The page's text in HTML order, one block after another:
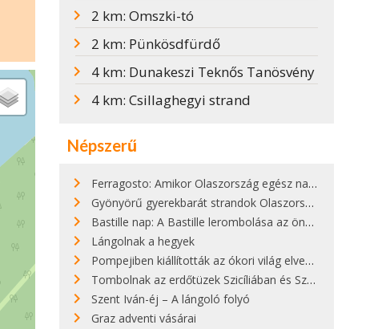
2 km: Omszki-tó
2 km: Pünkösdfürdő
4 km: Dunakeszi Teknős Tanösvény
4 km: Csillaghegyi strand
Népszerű
Ferragosto: Amikor Olaszország egész nap nyaral
Gyönyörű gyerekbarát strandok Olaszországban - megmutatjuk a 15 legjobbat
Bastille nap: A Bastille lerombolása az önkényuralom végét jelentette
Lángolnak a hegyek
Pompejiben kiállították az ókori világ elveszett híres szobrának másolatát
Tombolnak az erdőtüzek Szicíliában és Szardínián
Szent Iván-éj – A lángoló folyó
Graz adventi vásárai